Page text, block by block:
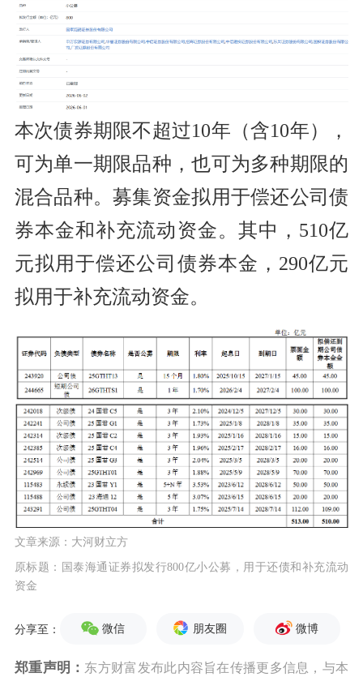
本次债券期限不超过10年（含10年），
可为单一期限品种，也可为多种期限的
混合品种。募集资金拟用于偿还公司债
券本金和补充流动资金。其中，510亿
元拟用于偿还公司债券本金，290亿元
拟用于补充流动资金。
文章来源：大河财立方
原标题：国泰海通证券拟发行800亿小公募，用于还债和补充流动
资金
分享至： 微信 朋友圈 微博
郑重声明： 东方财富发布此内容旨在传播更多信息，与本